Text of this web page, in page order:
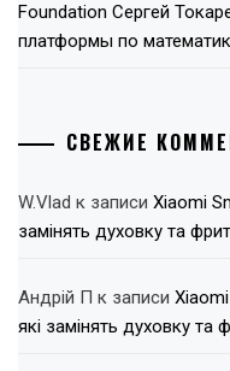
Foundation Сергей
платформы по
СВЕЖИЕ
W.Vlad к записи Xiaomi
замінять духовку та
Андрій П к записи
які замінять духовку